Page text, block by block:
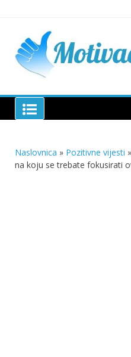
Motivacione
Naslovnica » Pozitivne vijesti »
na koju se trebate fokusirati